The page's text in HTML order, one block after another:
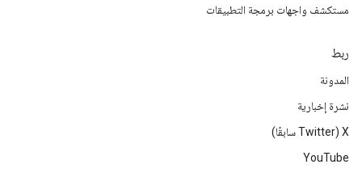
مستكشف واجهات برمجة التطبيقات
ربط
المدونة
نشرة إخبارية
‫X ‏(Twitter سابقًا)
YouTube